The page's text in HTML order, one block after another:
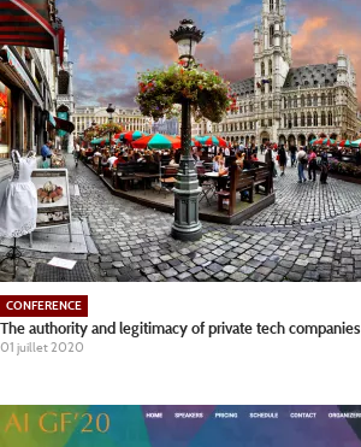
CONFERENCE
The authority and legitimacy of private tech companies
01 juillet 2020